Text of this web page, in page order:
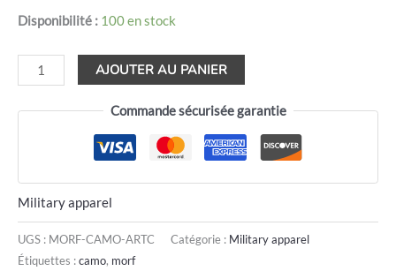
Disponibilité : 100 en stock
AJOUTER AU PANIER
Commande sécurisée garantie
Military apparel
UGS : MORF-CAMO-ARTC Catégorie : Military apparel
Étiquettes :camo, morf